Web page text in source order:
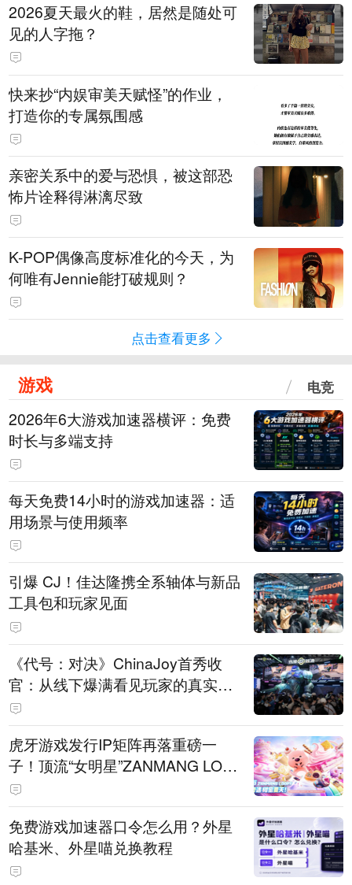
2026夏天最火的鞋，居然是随处可
见的人字拖？
快来抄“内娱审美天赋怪”的作业，
打造你的专属氛围感
亲密关系中的爱与恐惧，被这部恐
怖片诠释得淋漓尽致
K-POP偶像高度标准化的今天，为
何唯有Jennie能打破规则？
点击查看更多
游戏 电竞
2026年6大游戏加速器横评：免费
时长与多端支持
每天免费14小时的游戏加速器：适
用场景与使用频率
引爆 CJ！佳达隆携全系轴体与新品
工具包和玩家见面
《代号：对决》ChinaJoy首秀收
官：从线下爆满看见玩家的真实期
待
虎牙游戏发行IP矩阵再落重磅一
子！顶流“女明星”ZANMANG LOO
PY 正版3D消除手游《消消奇遇》
惊喜曝光
免费游戏加速器口令怎么用？外星
哈基米、外星喵兑换教程